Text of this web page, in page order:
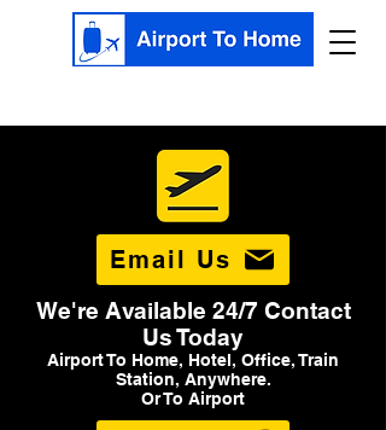
Email Us
We're Available 24/7 Contact
Us Today
Airport To Home, Hotel, Office, Train
Station, Anywhere.
Or To Airport